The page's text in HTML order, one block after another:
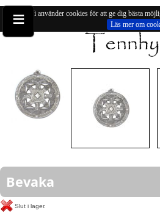
Vi använder cookies för att ge dig bästa
Läs mer om
≡
» Hänge, filigranspänne (ca
Bevaka
Slut i lager.